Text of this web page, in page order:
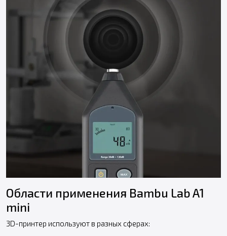
Области применения Bambu Lab A1
mini
3D-принтер используют в разных сферах: